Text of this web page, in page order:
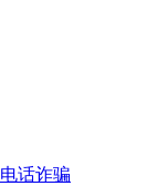
电话诈骗